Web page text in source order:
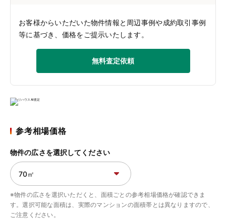
お客様からいただいた物件情報と周辺事例や成約取引事例
等に基づき、価格をご提示いたします。
無料査定依頼
参考相場価格
物件の広さを選択してください
※物件の広さを選択いただくと、面積ごとの参考相場価格が確認できま
す。選択可能な面積は、実際のマンションの面積帯とは異なりますので、
ご注意ください。